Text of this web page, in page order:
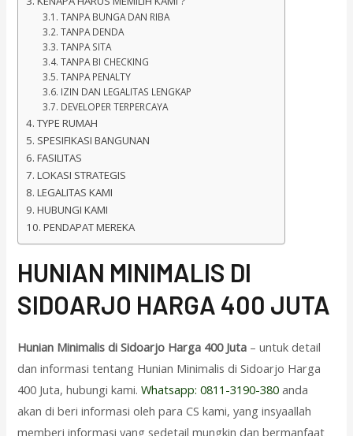
TANPA BUNGA DAN RIBA
TANPA DENDA
TANPA SITA
TANPA BI CHECKING
TANPA PENALTY
IZIN DAN LEGALITAS LENGKAP
DEVELOPER TERPERCAYA
TYPE RUMAH
SPESIFIKASI BANGUNAN
FASILITAS
LOKASI STRATEGIS
LEGALITAS KAMI
HUBUNGI KAMI
PENDAPAT MEREKA
HUNIAN MINIMALIS DI
SIDOARJO HARGA 400 JUTA
Hunian Minimalis di Sidoarjo Harga 400 Juta – untuk detail
dan informasi tentang Hunian Minimalis di Sidoarjo Harga
400 Juta, hubungi kami.Whatsapp: 0811-3190-380 anda
akan di beri informasi oleh para CS kami, yang insyaallah
memberi informasi yang sedetail mungkin dan bermanfaat